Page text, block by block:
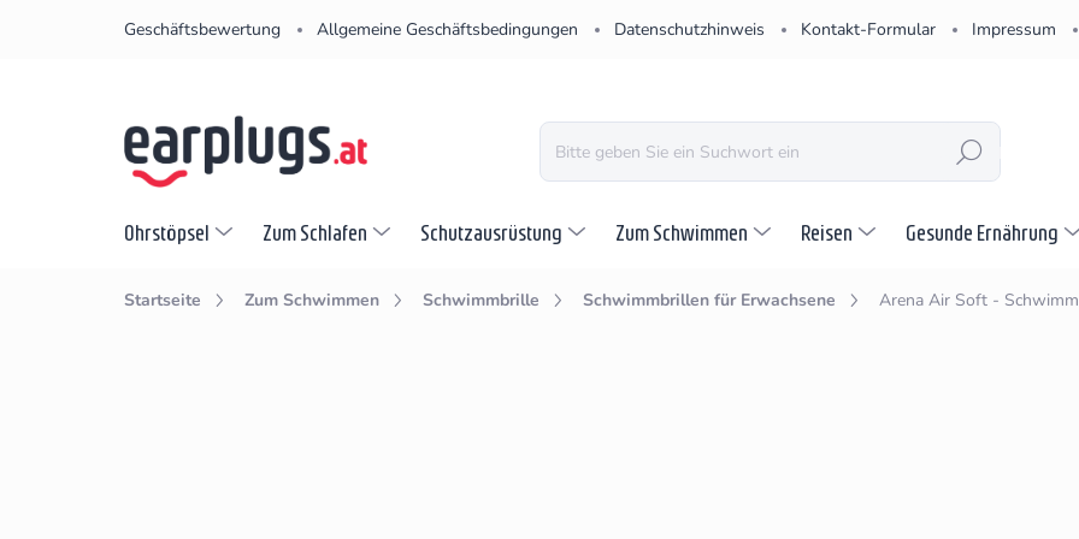
Geschäftsbewertung Allgemeine Geschäftsbedingungen Datenschutzhinweis Kontakt-Formular Impressum
SUCHEN
Ohrstöpsel Zum Schlafen Schutzausrüstung Zum Schwimmen Reisen Gesunde Ernährung
Startseite Zum Schwimmen Schwimmbrille Schwimmbrillen für Erwachsene Arena Air Soft -